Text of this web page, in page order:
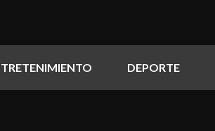
DEPORTE